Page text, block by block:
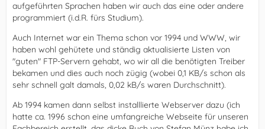
aufgeführten Sprachen haben wir auch das eine oder andere
programmiert (i.d.R. fürs Studium).
Auch Internet war ein Thema schon vor 1994 und WWW, wir
haben wohl gehütete und ständig aktualisierte Listen von
"guten" FTP-Servern gehabt, wo wir all die benötigten Treiber
bekamen und dies auch noch zügig (wobei 0,1 KB/s schon als
sehr schnell galt damals, 0,02 kB/s waren Durchschnitt).
Ab 1994 kamen dann selbst installlierte Webserver dazu (ich
hatte ca. 1996 schon eine umfangreiche Webseite für unseren